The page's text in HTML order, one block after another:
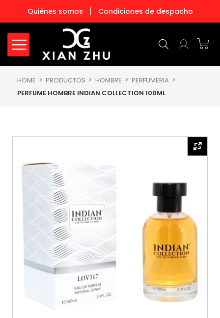
contenido
Quiénes somos Condiciones de despacho
HOME PRODUCTOS HOMBRE
PERFUMERIA
PERFUME HOMBRE INDIAN COLLECTION 100ML